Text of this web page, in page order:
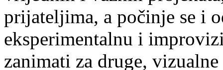
prijateljima, a počinje se i
eksperimentalnu i
zanimati za druge,